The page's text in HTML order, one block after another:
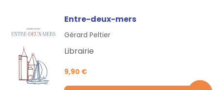
Entre-deux-mers
Gérard Peltier
Librairie
9,90 €